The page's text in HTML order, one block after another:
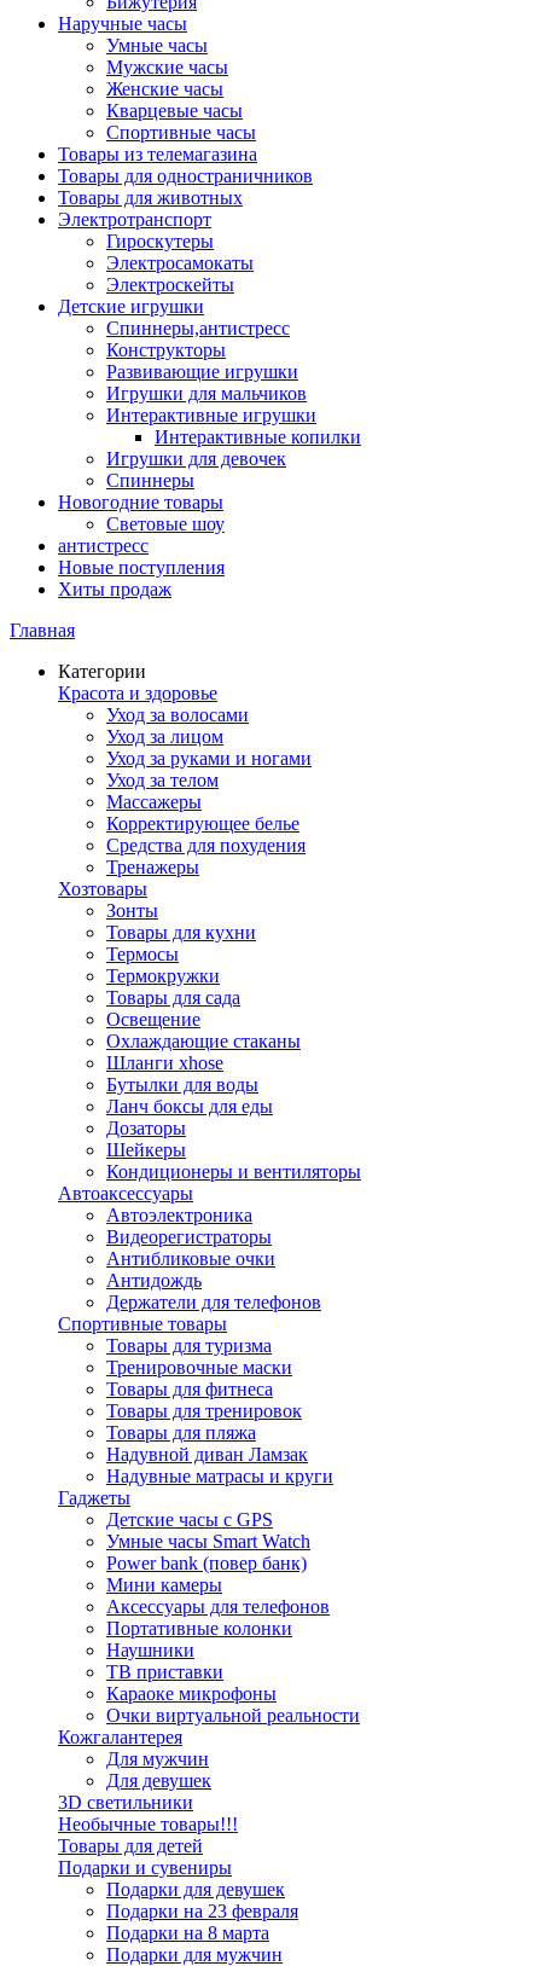
Наручные часы
Умные часы
Мужские часы
Женские часы
Кварцевые часы
Спортивные часы
Товары из телемагазина
Товары для одностраничников
Товары для животных
Электротранспорт
Гироскутеры
Электросамокаты
Электроскейты
Детские игрушки
Спиннеры,антистресс
Конструкторы
Развивающие игрушки
Игрушки для мальчиков
Интерактивные игрушки
Интерактивные копилки
Игрушки для девочек
Спиннеры
Новогодние товары
Световые шоу
антистресс
Новые поступления
Хиты продаж
Главная
Категории
Красота и здоровье
Уход за волосами
Уход за лицом
Уход за руками и ногами
Уход за телом
Массажеры
Корректирующее белье
Средства для похудения
Тренажеры
Хозтовары
Зонты
Товары для кухни
Термосы
Термокружки
Товары для сада
Освещение
Охлаждающие стаканы
Шланги xhose
Бутылки для воды
Ланч боксы для еды
Дозаторы
Шейкеры
Кондиционеры и вентиляторы
Автоаксессуары
Автоэлектроника
Видеорегистраторы
Антибликовые очки
Антидождь
Держатели для телефонов
Спортивные товары
Товары для туризма
Тренировочные маски
Товары для фитнеса
Товары для тренировок
Товары для пляжа
Надувной диван Ламзак
Надувные матрасы и круги
Гаджеты
Детские часы с GPS
Умные часы Smart Watch
Power bank (повер банк)
Мини камеры
Аксессуары для телефонов
Портативные колонки
Наушники
ТВ приставки
Караоке микрофоны
Очки виртуальной реальности
Кожгалантерея
Для мужчин
Для девушек
3D светильники
Необычные товары!!!
Товары для детей
Подарки и сувениры
Подарки для девушек
Подарки на 23 февраля
Подарки на 8 марта
Подарки для мужчин